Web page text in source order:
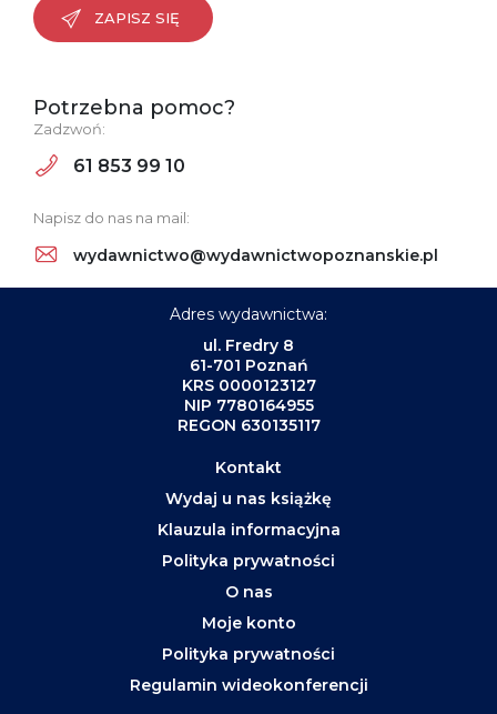
ZAPISZ SIĘ
Potrzebna pomoc?
Zadzwoń:
61 853 99 10
Napisz do nas na mail:
wydawnictwo@wydawnictwopoznanskie.pl
Adres wydawnictwa:
ul. Fredry 8
61-701 Poznań
KRS 0000123127
NIP 7780164955
REGON 630135117
Kontakt
Wydaj u nas książkę
Klauzula informacyjna
Polityka prywatności
O nas
Moje konto
Polityka prywatności
Regulamin wideokonferencji